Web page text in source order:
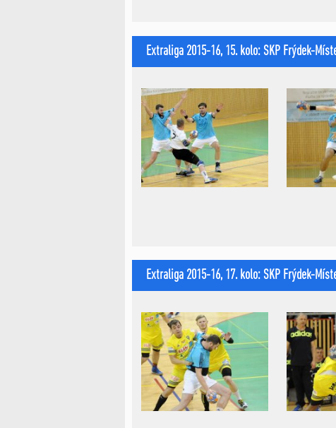
Extraliga 2015-16, 15. kolo: SKP Frýdek-
Extraliga 2015-16, 17. kolo: SKP Frýdek-